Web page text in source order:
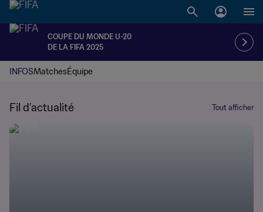
COUPE DU MONDE U-20
DE LA FIFA 2025
INFOSMatchesÉquipe
Fil d’actualité Tout afficher